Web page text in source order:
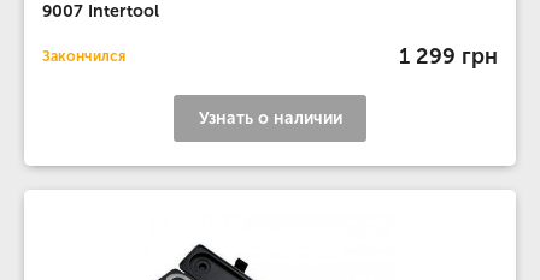
9007 Intertool
Закончился 1 299 грн
Узнать о наличии